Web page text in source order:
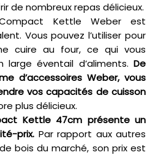
de nombreux repas délicieux.
Kettle Weber est
Vous pouvez l’utiliser pour
cuire au four, ce qui vous
éventail d’aliments. De
d’accessoires Weber, vous
vos capacités de cuisson
plus délicieux.
Kettle 47cm présente un
prix. Par rapport aux autres
bois du marché, son prix est